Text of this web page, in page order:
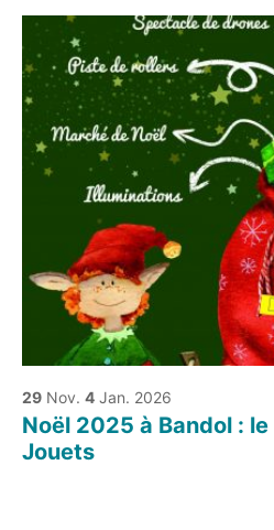
29 Nov. 4 Jan. 2026
Noël 2025 à Bandol :
Jouets